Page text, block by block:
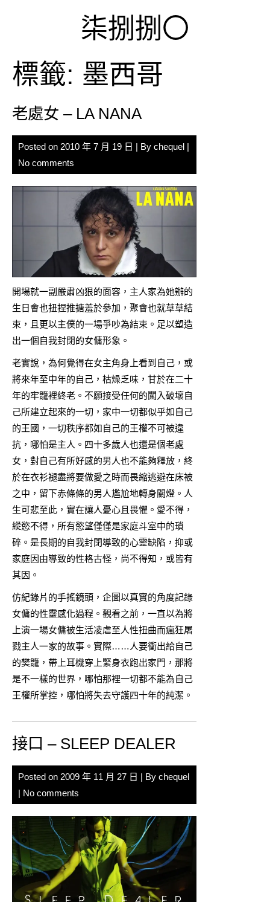
柒捌捌〇
標籤: 墨西哥
老處女 – LA NANA
Posted on 2010 年 7 月 19 日 | By chequel |
No comments
開場就一副嚴肅凶狠的面容，主人家為她辦的
生日會也扭捏推搪羞於參加，聚會也就草草結
束，且更以主僕的一場爭吵為結束。足以塑造
出一個自我封閉的女傭形象。
老實說，為何覺得在女主角身上看到自己，或
將來年至中年的自己，枯燥乏味，甘於在二十
年的牢籠裡終老。不願接受任何的闖入破壞自
己所建立起來的一切，家中一切都似乎如自己
的王國，一切秩序都如自己的王權不可被違
抗，哪怕是主人。四十多歲人也還是個老處
女，對自己有所好感的男人也不能夠釋放，終
於在衣衫褪盡將要做愛之時而畏縮逃避在床被
之中，留下赤條條的男人尷尬地轉身關燈。人
生可悲至此，實在讓人憂心且畏懼。愛不得，
縱慾不得，所有慾望僅僅是家庭斗室中的瑣
碎。是長期的自我封閉導致的心靈缺陷，抑或
家庭因由導致的性格古怪，尚不得知，或皆有
其因。
仿紀錄片的手搖鏡頭，企圖以真實的角度記錄
女傭的性靈感化過程。觀看之前，一直以為將
上演一場女傭被生活凌虐至人性扭曲而瘋狂屠
戮主人一家的故事。實際……人要衝出給自己
的樊籠，帶上耳機穿上緊身衣跑出家門，那將
是不一樣的世界，哪怕那裡一切都不能為自己
王權所掌控，哪怕將失去守護四十年的純潔。
接口 – SLEEP DEALER
Posted on 2009 年 11 月 27 日 | By chequel
| No comments